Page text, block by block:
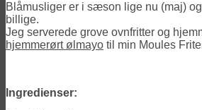
Blåmusliger er i sæson lige nu (maj)
billige.
Jeg serverede grove ovnfritter og
hjemmerørt ølmayo til min Moules
Ingredienser: